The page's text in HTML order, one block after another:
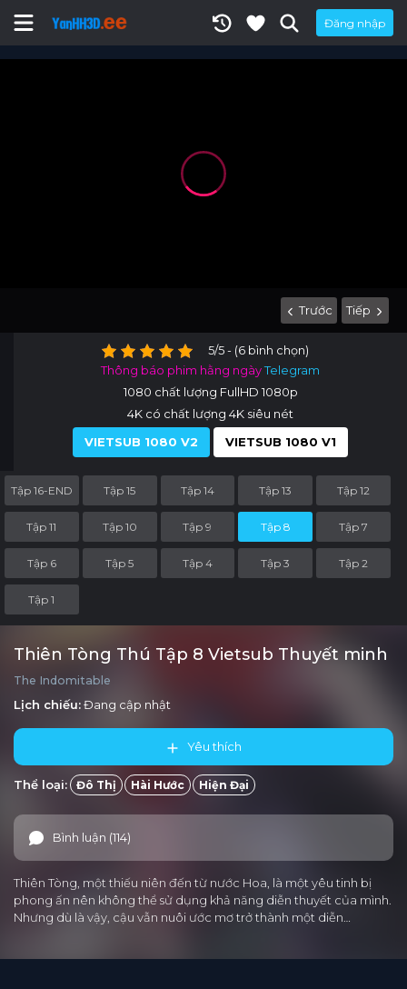
Đăng nhập
Trước Tiếp
5/5 - (6 bình chọn)
Thông báo phim hằng ngàyTelegram
1080 chất lượng FullHD 1080p
4K có chất lượng 4K siêu nét
VIETSUB 1080 V2
VIETSUB 1080 V1
Tập 16-END Tập 15 Tập 14 Tập 13 Tập 12
Tập 11 Tập 10 Tập 9 Tập 8 Tập 7
Tập 6 Tập 5 Tập 4 Tập 3 Tập 2
Tập 1
Thiên Tòng Thú Tập 8 Vietsub Thuyết minh
The Indomitable
Lịch chiếu:Đang cập nhật
Yêu thích
Thể loại: Đô Thị Hài Hước Hiện Đại
Bình luận (114)
Thiên Tòng, một thiếu niên đến từ nước Hoa, là một yêu tinh bị
phong ấn nên không thể sử dụng khả năng diễn thuyết của mình.
Nhưng dù là vậy, cậu vẫn nuôi ước mơ trở thành một diễn…